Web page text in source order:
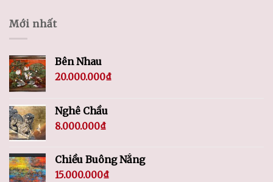
Mới nhất
Bên Nhau
20.000.000₫
Nghê Chầu
8.000.000₫
Chiều Buông Nắng
15.000.000₫